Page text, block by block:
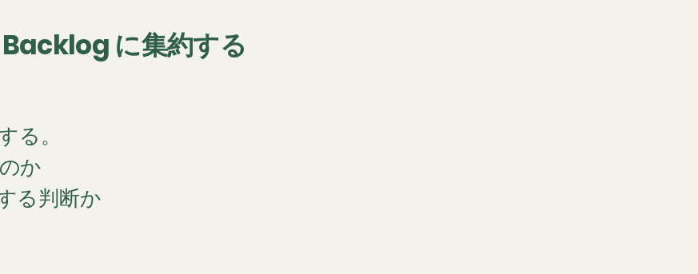
に集約する
る。
か
る判断か